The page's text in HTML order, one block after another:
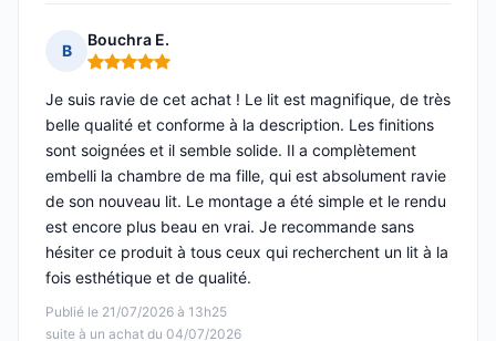
B
Bouchra E.
Note : 5 sur 5
Publié le 21/07/2026 à 13h25
suite à un achat du 04/07/2026
Je suis ravie de cet achat ! Le lit est magnifique, de très
belle qualité et conforme à la description. Les finitions
sont soignées et il semble solide. Il a complètement
embelli la chambre de ma fille, qui est absolument ravie
de son nouveau lit. Le montage a été simple et le rendu
est encore plus beau en vrai. Je recommande sans
hésiter ce produit à tous ceux qui recherchent un lit à la
fois esthétique et de qualité.